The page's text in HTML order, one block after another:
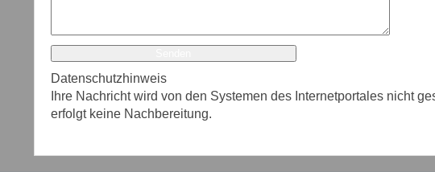
Datenschutzhinweis
Ihre Nachricht wird von den Systemen des Internetportales nicht
erfolgt keine Nachbereitung.